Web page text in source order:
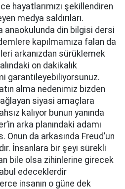
hayatlarımızı şekillendiren
medya saldırıları.
anaokulunda din bilgisi dersi
kapılmamıza falan da
arkanızdan sürüklemek
on dakikalık
garantileyebiliyorsunuz.
alma nedenimiz bizden
siyasi amaçlara
kalıyor bunun yanında
arka planındaki adamı
Onun da arkasında Freud’un
İnsanlara bir şeyi sürekli
bile olsa zihinlerine girecek
edeceklerdir
insanın o güne dek